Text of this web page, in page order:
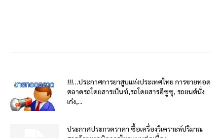
!!!…ประกาศการยาสูบแห่งประเทศไทย การขายทอด
ตลาดรถโดยสารเบ็นซ์,รถโดยสารอีซูซุ, รถยนต์นั่ง
เก๋ง,...
ประกาศประกวดราคา ซื้อเครื่องวิเคราะห์ปริมาณ